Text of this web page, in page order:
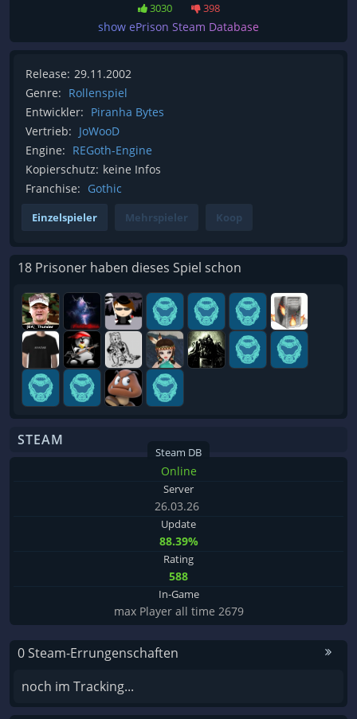
3030 398
show ePrison Steam Database
Release: 29.11.2002
Genre: Rollenspiel
Entwickler: Piranha Bytes
Vertrieb: JoWooD
Engine: REGoth-Engine
Kopierschutz: keine Infos
Franchise: Gothic
Einzelspieler Mehrspieler Koop
18 Prisoner haben dieses Spiel schon
STEAM
Steam DB
Online
Server
26.03.26
Update
88.39%
Rating
588
In-Game
max Player all time 2679
0 Steam-Errungenschaften
noch im Tracking...